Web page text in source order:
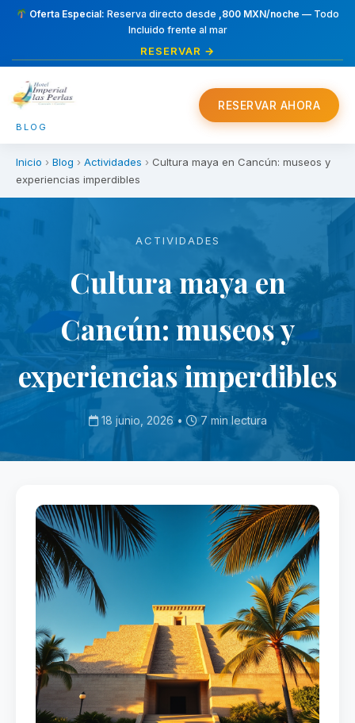
Oferta Especial: Reserva directo desde ,800 MXN/noche — Todo
Incluido frente al mar
RESERVAR →
BLOG
RESERVAR AHORA
Inicio › Blog › Actividades › Cultura maya en Cancún: museos y
experiencias imperdibles
ACTIVIDADES
Cultura maya en
Cancún: museos y
experiencias imperdibles
18 junio, 2026 • 7 min lectura